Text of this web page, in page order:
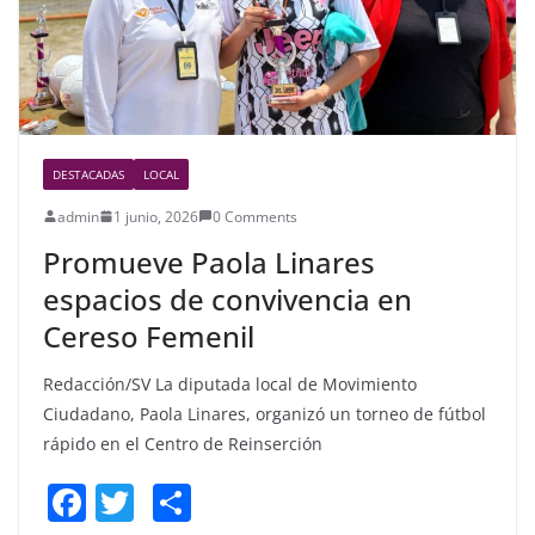
DESTACADAS LOCAL
admin 1 junio, 2026 0 Comments
Promueve Paola Linares
espacios de convivencia en
Cereso Femenil
Redacción/SV La diputada local de Movimiento
Ciudadano, Paola Linares, organizó un torneo de fútbol
rápido en el Centro de Reinserción
F T